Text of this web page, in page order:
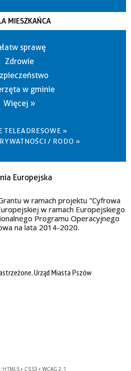
MIESZKAŃCA
sprawę
Zdrowie
w gminie
Więcej »
TELEADRESOWE »
/ RODO »
w ramach projektu "Cyfrowa
w ramach Europejskiego
Programu Operacyjnego
na lata 2014-2020.
Urząd Miasta Pszów
HTML5+ CSS3 + WCAG 2.1